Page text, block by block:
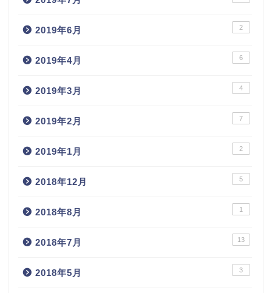
2019年6月 2
2019年4月 6
2019年3月 4
2019年2月 7
2019年1月 2
2018年12月 5
2018年8月 1
2018年7月 13
2018年5月 3